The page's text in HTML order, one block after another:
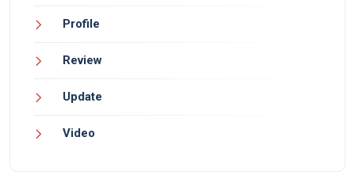
Profile
Review
Update
Video